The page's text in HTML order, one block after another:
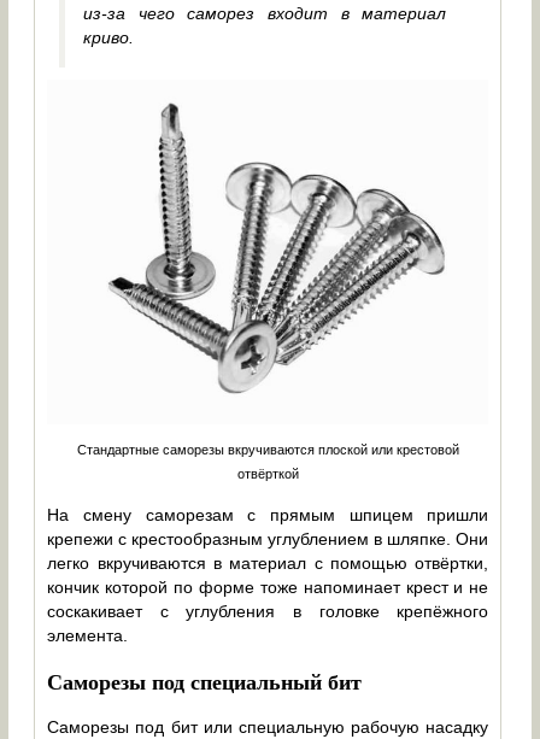
из-за чего саморез входит в материал
криво.
Стандартные саморезы вкручиваются плоской или крестовой
отвёрткой
На смену саморезам с прямым шпицем пришли
крепежи с крестообразным углублением в шляпке. Они
легко вкручиваются в материал с помощью отвёртки,
кончик которой по форме тоже напоминает крест и не
соскакивает с углубления в головке крепёжного
элемента.
Саморезы под специальный бит
Саморезы под бит или специальную рабочую насадку